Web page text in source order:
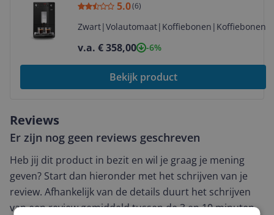
Volautomatische Espressomachine -
Zwart
5.0(6)
Zwart|Volautomaat| Koffiebonen | Koffiebonen
v.a. € 358,00 -6%
Bekijk product
Reviews
Er zijn nog geen reviews geschreven
Heb jij dit product in bezit en wil je graag je mening
geven? Start dan hieronder met het schrijven van je
review. Afhankelijk van de details duurt het schrijven
van een review gemiddeld tussen de 3 en 10 minuten.